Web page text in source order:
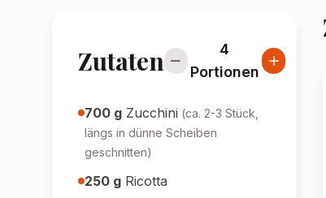
Zutaten
4
Portionen
700 g Zucchini (ca. 2-3 Stück,
längs in dünne Scheiben
geschnitten)
250 g Ricotta